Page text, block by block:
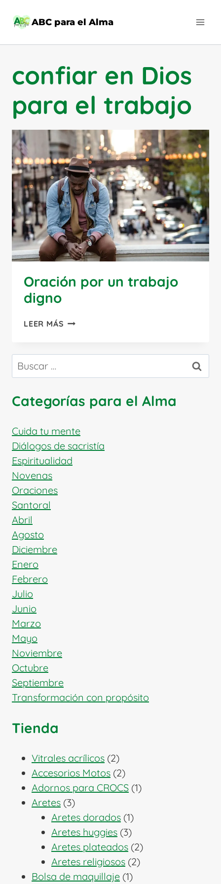
ABC para el Alma
confiar en Dios
para el trabajo
Oración por un trabajo
digno
LEER MÁS ORACIÓN
TRABAJO
Buscar:
Categorías para el Alma
Cuida tu mente
Diálogos de sacristía
Espiritualidad
Novenas
Oraciones
Santoral
Abril
Agosto
Diciembre
Enero
Febrero
Julio
Junio
Marzo
Mayo
Noviembre
Octubre
Septiembre
Transformación con propósito
Tienda
Vitrales acrílicos 22
productos
Accesorios Motos 22
productos
Adornos para CROCS 11
Aretes 33
productos
Aretes dorados 11
producto
Aretes huggies 33
productos
Aretes plateados 22
productos
Aretes religiosos 22
Bolsa de maquillaje 11